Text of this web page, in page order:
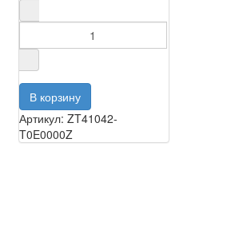
Артикул: ZT41042-
T0E0000Z